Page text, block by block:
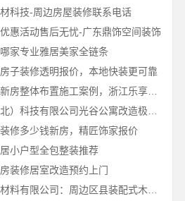
科技-周边房屋装修联系电话
惠活动售后无忧-广东鼎饰空间装饰
家专业雅居美家全链条
子装修透明报价，本地快装更可靠
便宜住宅装修新房整体布置施工案例，浙江乐享新材料有限公司
修多少钱新房，精匠饰家报价
小户型全包整装推荐
装修居室改造预约上门